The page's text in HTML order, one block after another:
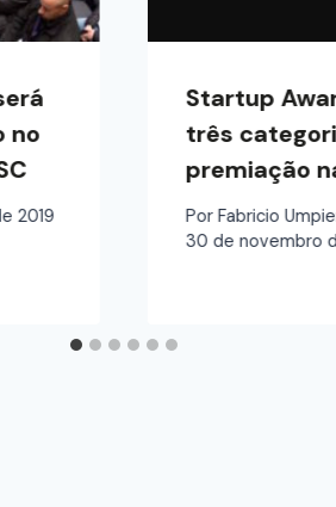
no
2019
Startup
três
premiação
Por Fabricio
30 de novembro